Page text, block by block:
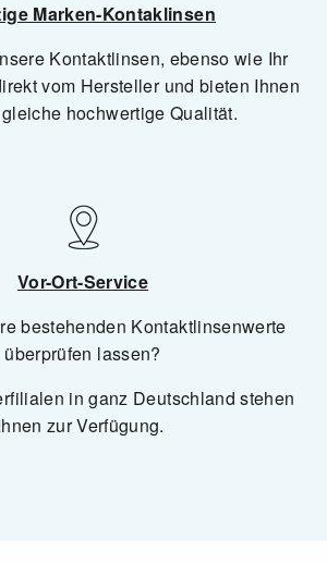
Marken-Kontaklinsen
Kontaktlinsen, ebenso wie Ihr
vom Hersteller und bieten Ihnen
hochwertige Qualität.
Vor-Ort-Service
bestehenden Kontaktlinsenwerte
überprüfen lassen?
in ganz Deutschland stehen
zur Verfügung.